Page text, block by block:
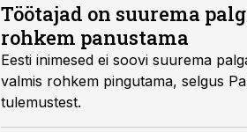
Töötajad on suurema
rohkem panustama
Eesti inimesed ei soovi suurema
valmis rohkem pingutama, selgus
tulemustest.